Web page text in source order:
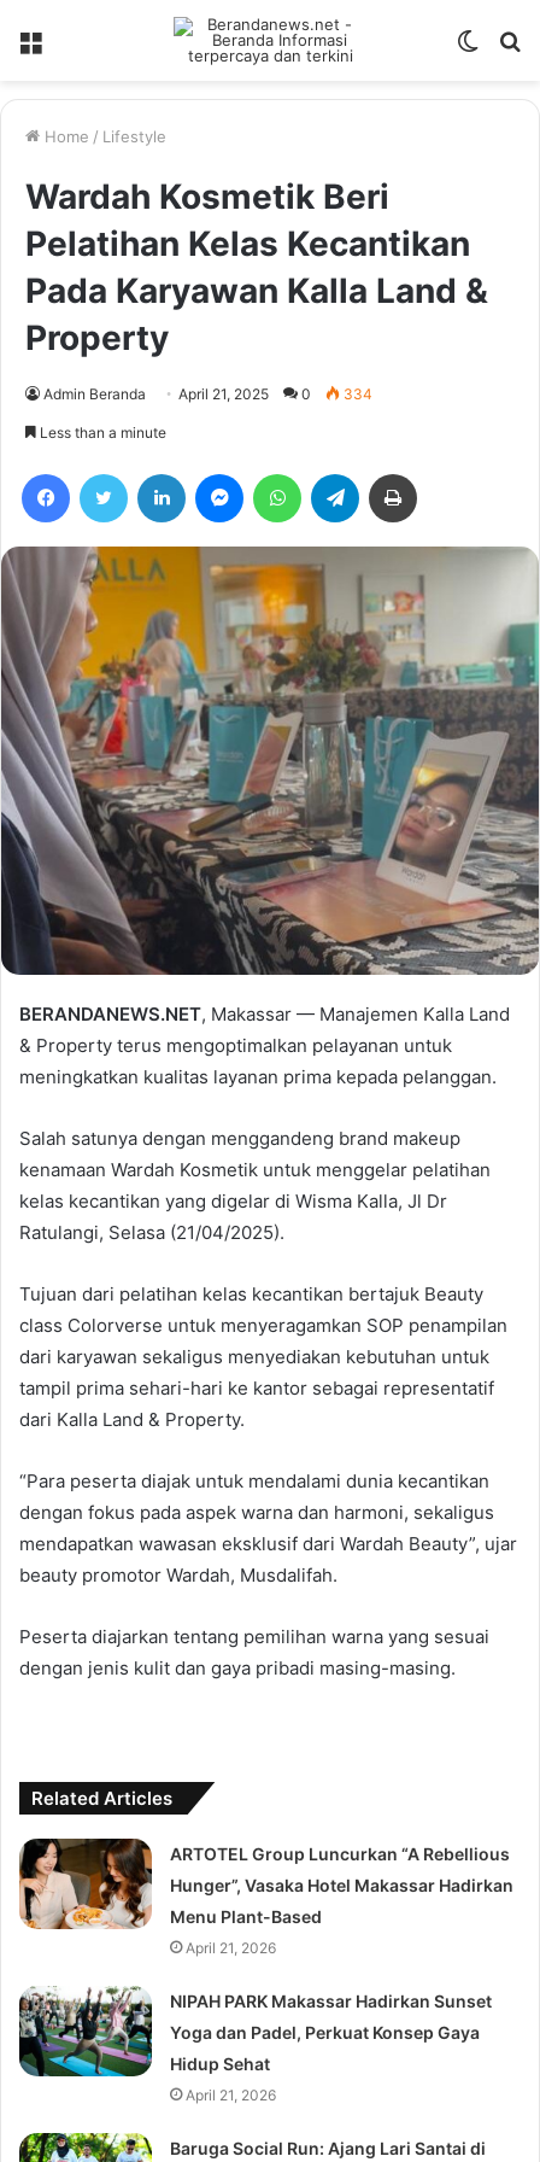
Menu
Switch
Home / Lifestyle
Wardah Kosmetik Beri
Pelatihan Kelas Kecantikan
Pada Karyawan Kalla Land &
Property
Admin Beranda April 21, 2025 0 334
Less than a minute
FacebookTwitter LinkedIn MessengerWhatsAppTelegram
BERANDANEWS.NET, Makassar — Manajemen Kalla Land
& Property terus mengoptimalkan pelayanan untuk
meningkatkan kualitas layanan prima kepada pelanggan.
Salah satunya dengan menggandeng brand makeup
kenamaan Wardah Kosmetik untuk menggelar pelatihan
kelas kecantikan yang digelar di Wisma Kalla, Jl Dr
Ratulangi, Selasa (21/04/2025).
Tujuan dari pelatihan kelas kecantikan bertajuk Beauty
class Colorverse untuk menyeragamkan SOP penampilan
dari karyawan sekaligus menyediakan kebutuhan untuk
tampil prima sehari-hari ke kantor sebagai representatif
dari Kalla Land & Property.
“Para peserta diajak untuk mendalami dunia kecantikan
dengan fokus pada aspek warna dan harmoni, sekaligus
mendapatkan wawasan eksklusif dari Wardah Beauty”, ujar
beauty promotor Wardah, Musdalifah.
Peserta diajarkan tentang pemilihan warna yang sesuai
dengan jenis kulit dan gaya pribadi masing-masing.
Related Articles
ARTOTEL Group Luncurkan “A Rebellious
Hunger”, Vasaka Hotel Makassar Hadirkan
Menu Plant-Based
April 21, 2026
NIPAH PARK Makassar Hadirkan Sunset
Yoga dan Padel, Perkuat Konsep Gaya
Hidup Sehat
April 21, 2026
Baruga Social Run: Ajang Lari Santai di